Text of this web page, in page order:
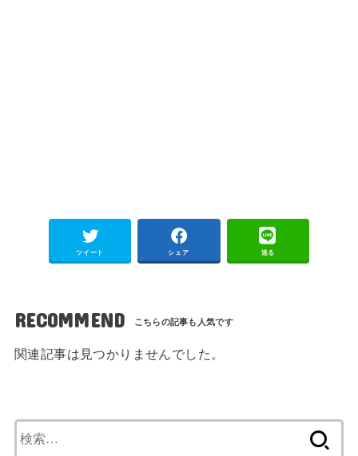
ツイート シェア 送る
RECOMMEND
関連記事は見つかりませんでした。